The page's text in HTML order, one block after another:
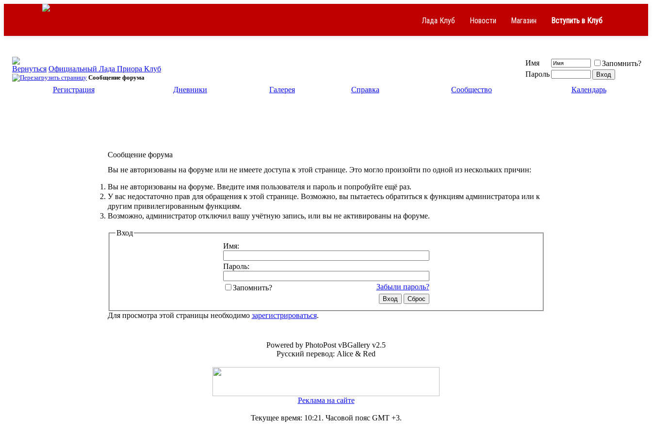
Лада Клуб Новости Магазин Вступить в Клуб
Официальный Лада Приора Клуб
Сообщение форума
Имя
Запомнить?
Пароль
Регистрация
Дневники Галерея Справка Сообщество Календарь
Сообщение форума
Вы не авторизованы на форуме или не имеете доступа к этой странице. Это могло произойти по одной из нескольких причин:
Вы не авторизованы на форуме. Введите имя пользователя и пароль и попробуйте ещё раз.
У вас недостаточно прав для обращения к этой странице. Возможно, вы пытаетесь обратиться к функциям администратора или к
другим привилегированным функциям.
Возможно, администратор отключил вашу учётную запись, или вы не активированы на форуме.
Вход
Имя:
Пароль:
Забыли пароль?
Запомнить?
Для просмотра этой страницы необходимо зарегистрироваться.
Powered by PhotoPost vBGallery v2.5
Русский перевод: Alice & Red
Реклама на сайте
Текущее время: 10:21 . Часовой пояс GMT +3.